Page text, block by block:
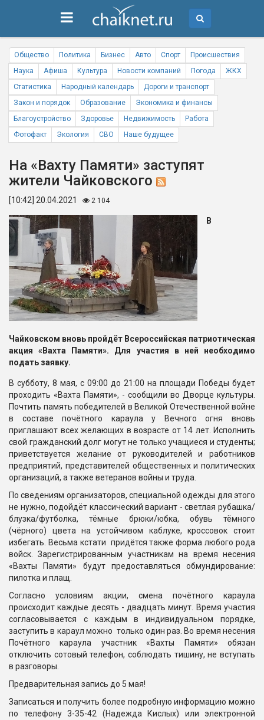
Общество Политика Бизнес Авто Спорт
Происшествия
Наука
Афиша Культура Новости компаний Погода
ЖКХ
Статистика
Народный календарь
Дороги и транспорт
Закон и порядок
Образование
Экономика и финансы
Благоустройство
Здоровье Недвижимость
Работа
Фотофакт
Экология СВО Наше будущее
На «Вахту Памяти» заступят
жители Чайковского
[10:42] 20.04.2021 2 104
В
Чайковском вновь пройдёт Всероссийская патриотическая
акция «Вахта Памяти». Для участия в ней необходимо
подать заявку.
В субботу, 8 мая, с 09:00 до 21:00 на площади Победы будет
проходить «Вахта Памяти», - сообщили во Дворце культуры.
Почтить память победителей в Великой Отечественной войне
в составе почётного караула у Вечного огня вновь
приглашают всех желающих в возрасте от 14 лет. Исполнить
свой гражданский долг могут не только учащиеся и студенты;
приветствуется желание от руководителей и работников
предприятий, представителей общественных и политических
организаций, а также ветеранов войны и труда.
По сведениям организаторов, специальной одежды для этого
не нужно, подойдёт классический вариант - светлая рубашка/
блузка/футболка, тёмные брюки/юбка, обувь тёмного
(чёрного) цвета на устойчивом каблуке, кроссовок стоит
избегать. Весьма кстати придётся также форма любого рода
войск. Зарегистрированным участникам на время несения
«Вахты Памяти» будут предоставляться обмундирование:
пилотка и плащ.
Согласно условиям акции, смена почётного караула
происходит каждые десять - двадцать минут. Время участия
согласовывается с каждым в индивидуальном порядке,
заступить в караул можно только один раз. Во время несения
Почётного караула участник «Вахты Памяти» обязан
отключить сотовый телефон, соблюдать тишину, не вступать
в разговоры.
Предварительная запись до 5 мая!
Записаться и получить более подробную информацию можно
по телефону 3-35-42 (Надежда Кислых) или электронной